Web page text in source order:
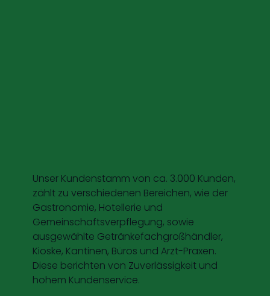
Unser Kundenstamm von ca. 3.000 Kunden,
zählt zu verschiedenen Bereichen, wie der
Gastronomie, Hotellerie und
Gemeinschaftsverpflegung, sowie
ausgewählte Getränkefachgroßhändler,
Kioske, Kantinen, Büros und Arzt-Praxen.
Diese berichten von Zuverlässigkeit und
hohem Kundenservice.